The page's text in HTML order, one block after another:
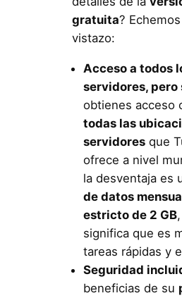
gratuita?
vistazo:
Acceso a todos
servidores, pero
obtienes acceso
todas las
servidoresque
ofrece a nivel
la desventaja es
de datos
estricto de 2 GB
significa que es
tareas rápidas y
Seguridad
beneficias de su